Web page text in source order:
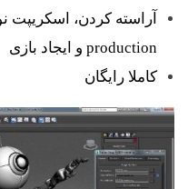
production و ایجاد بازی
کاملا رایگان